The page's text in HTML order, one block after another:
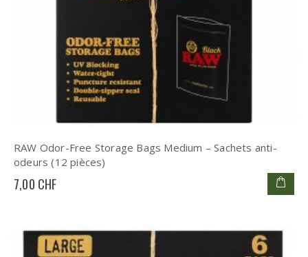
RAW Odor-Free Storage Bags Medium – Sachets anti-
odeurs (12 pièces)
7,00 CHF